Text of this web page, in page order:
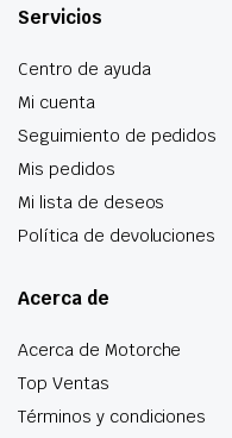
Servicios
Centro de ayuda
Mi cuenta
Seguimiento de pedidos
Mis pedidos
Mi lista de deseos
Política de devoluciones
Acerca de
Acerca de Motorche
Top Ventas
Términos y condiciones